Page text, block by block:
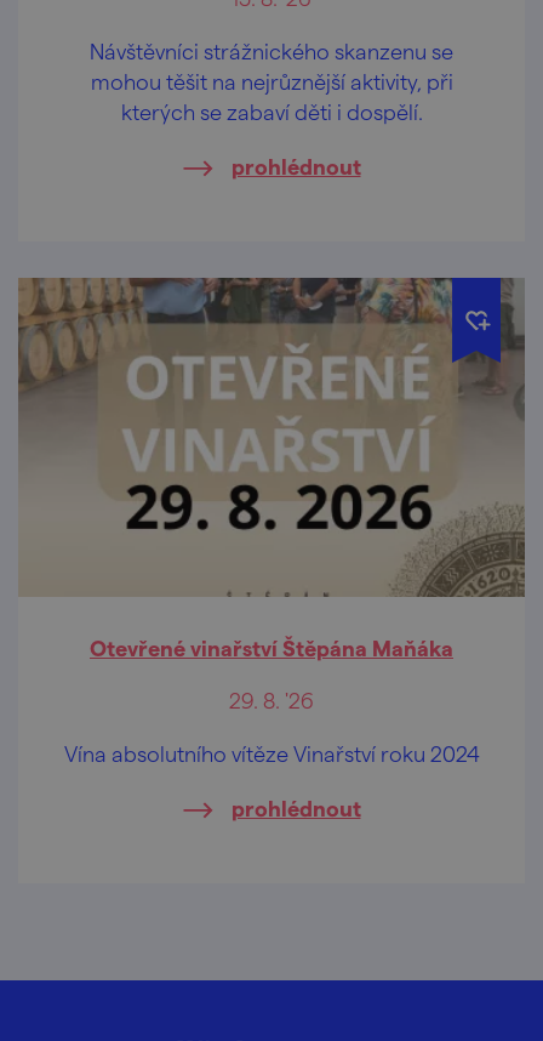
Návštěvníci strážnického skanzenu se
mohou těšit na nejrůznější aktivity, při
kterých se zabaví děti i dospělí.
prohlédnout
Otevřené vinařství Štěpána Maňáka
29. 8. '26
Vína absolutního vítěze Vinařství roku 2024
prohlédnout